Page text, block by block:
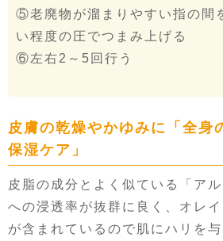
⑤老廃物が溜まりやすい指の間
い程度の圧でつまみ上げる
⑥左右2～5回行う
皮膚の乾燥やかゆみに「全身
保湿ケア」
皮脂の成分とよく似ている「ア
への浸透率が抜群に良く、オレ
が含まれているので肌にハリを